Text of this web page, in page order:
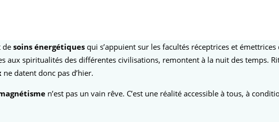
de soins énergétiques qui s’appuient sur les facultés réceptrices et émettrices
aux spiritualités des différentes civilisations, remontent à la nuit des temps.
ne datent donc pas d’hier.
n’est pas un vain rêve. C’est une réalité accessible à tous, à